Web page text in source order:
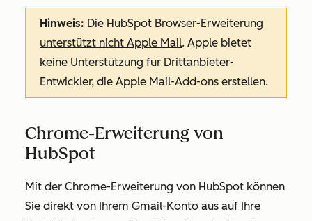
Hinweis: Die HubSpot Browser-Erweiterung
unterstützt nicht Apple Mail. Apple bietet
keine Unterstützung für Drittanbieter-
Entwickler, die Apple Mail-Add-ons erstellen.
Chrome-Erweiterung von
HubSpot
Mit der Chrome-Erweiterung von HubSpot können
Sie direkt von Ihrem Gmail-Konto aus auf Ihre